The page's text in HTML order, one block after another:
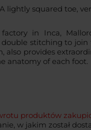
lightly squared toe,
in Inca,
stitching to
also provides
anatomy of each foot.
produktów
w jakim został